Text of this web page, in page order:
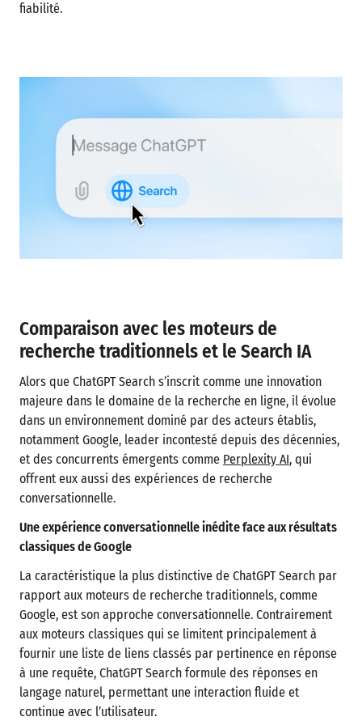
fiabilité.
Comparaison avec les moteurs de
recherche traditionnels et le Search IA
Alors que ChatGPT Search s’inscrit comme une innovation
majeure dans le domaine de la recherche en ligne, il évolue
dans un environnement dominé par des acteurs établis,
notamment Google, leader incontesté depuis des décennies,
et des concurrents émergents comme Perplexity AI, qui
offrent eux aussi des expériences de recherche
conversationnelle.
Une expérience conversationnelle inédite face aux résultats
classiques de Google
La caractéristique la plus distinctive de ChatGPT Search par
rapport aux moteurs de recherche traditionnels, comme
Google, est son approche conversationnelle. Contrairement
aux moteurs classiques qui se limitent principalement à
fournir une liste de liens classés par pertinence en réponse
à une requête, ChatGPT Search formule des réponses en
langage naturel, permettant une interaction fluide et
continue avec l’utilisateur.